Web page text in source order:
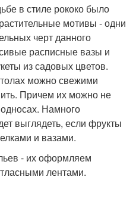
в стиле рококо было
мотивы - одни
черт данного
расписные вазы и
из садовых цветов.
можно свежими
Причем их можно не
Намного
выглядеть, если фрукты
и вазами.
- их оформляем
лентами.